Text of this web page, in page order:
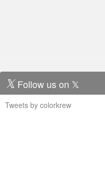
Follow us on 𝕏
Tweets by colorkrew